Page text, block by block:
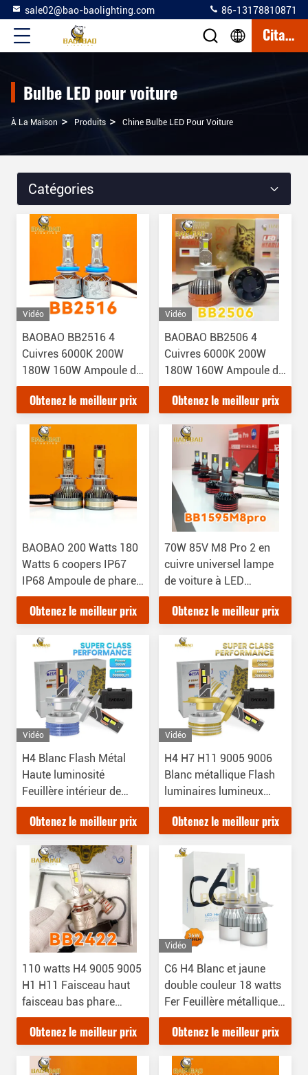
sale02@bao-baolighting.com 86-13178810871
Citation
Bulbe LED pour voiture
À La Maison > Produits > Chine Bulbe LED Pour Voiture
Catégories
Vidéo
BAOBAO BB2516 4
Cuivres 6000K 200W
180W 160W Ampoule de
phare LED pour voiture
Obtenez le meilleur prix
Vidéo
BAOBAO BB2506 4
Cuivres 6000K 200W
180W 160W Ampoule de
Phare LED Pour Voiture
Obtenez le meilleur prix
BAOBAO 200 Watts 180
Watts 6 coopers IP67
IP68 Ampoule de phare
LED automatique
étanche
Obtenez le meilleur prix
70W 85V M8 Pro 2 en
cuivre universel lampe
de voiture à LED
ampoule haute
luminosité
Obtenez le meilleur prix
Vidéo
H4 Blanc Flash Métal
Haute luminosité
Feuillère intérieur de
voiture LED Bulbe de
lumière
Obtenez le meilleur prix
Vidéo
H4 H7 H11 9005 9006
Blanc métallique Flash
luminaires lumineux
phares LED Parties
automobiles
Obtenez le meilleur prix
110 watts H4 9005 9005
H1 H11 Faisceau haut
faisceau bas phare
phare automobile
ampoule pièces
en aluminium
Obtenez le meilleur prix
Vidéo
C6 H4 Blanc et jaune
double couleur 18 watts
Fer Feuillère métallique
de voiture Bulbe Pièces
automobiles
Obtenez le meilleur prix